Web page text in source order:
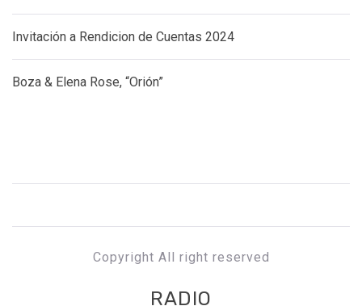
Invitación a Rendicion de Cuentas 2024
Boza & Elena Rose, “Orión”
Copyright All right reserved
RADIO